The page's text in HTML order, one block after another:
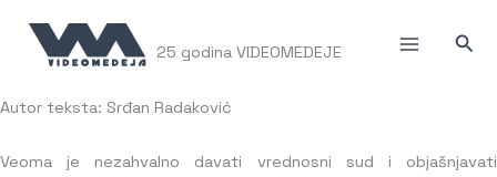
садржај
25 godina VIDEOMEDEJE
Autor teksta: Srđan Radaković
Veoma je nezahvalno davati vrednosni sud i objašnjavati